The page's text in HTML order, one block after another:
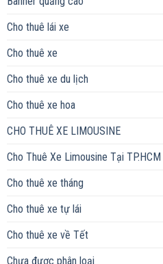
Cho thuê lái xe
Cho thuê xe
Cho thuê xe du lịch
Cho thuê xe hoa
CHO THUÊ XE LIMOUSINE
Cho Thuê Xe Limousine Tại TP.HCM
Cho thuê xe tháng
Cho thuê xe tự lái
Cho thuê xe về Tết
Chưa được phân loại